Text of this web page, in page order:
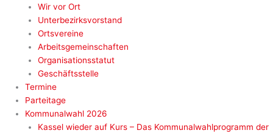
Wir vor Ort
Unterbezirksvorstand
Ortsvereine
Arbeitsgemeinschaften
Organisationsstatut
Geschäftsstelle
Termine
Parteitage
Kommunalwahl 2026
Kassel wieder auf Kurs – Das Kommunalwahlprogramm der